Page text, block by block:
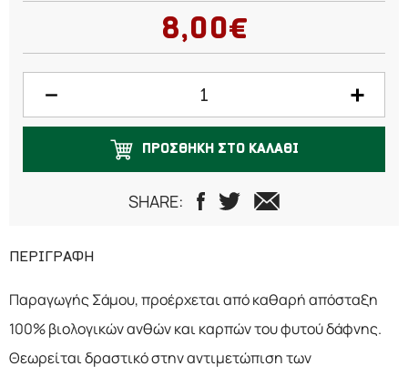
8,00€
ΠΡΟΣΘΗΚΗ ΣΤΟ ΚΑΛΑΘΙ
SHARE:
ΠΕΡΙΓΡΑΦΗ
Παραγωγής Σάμου, προέρχεται από καθαρή απόσταξη
100% βιολογικών ανθών και καρπών του φυτού δάφνης.
Θεωρείται δραστικό στην αντιμετώπιση των